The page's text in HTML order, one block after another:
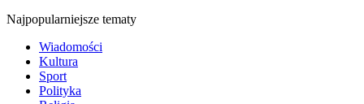
Najpopularniejsze tematy
Wiadomości
Kultura
Sport
Polityka